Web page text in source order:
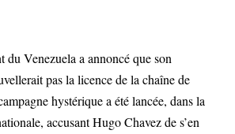
du Venezuela a annoncé que son
pas la licence de la chaîne de
hystérique a été lancée, dans la
accusant Hugo Chavez de s’en